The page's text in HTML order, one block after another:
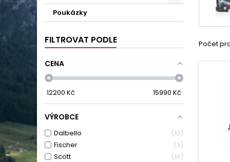
Poukázky
FILTROVAT PODLE
CENA
12200 Kč 15990 Kč
VÝROBCE
Dalbello
10
Fischer
3
Scott
16
Počet